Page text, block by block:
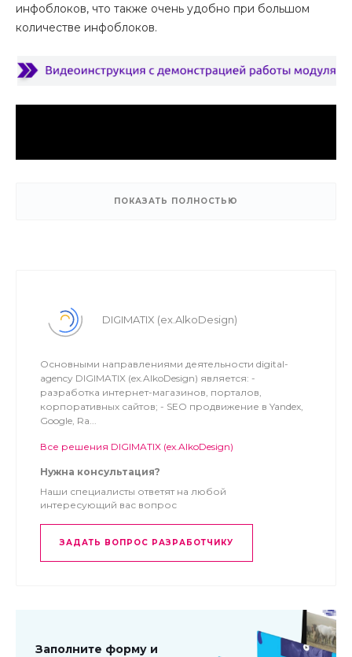
ПОКАЗАТЬ ПОЛНОСТЬЮ
инфоблоков, что также очень удобно при большом
количестве инфоблоков.
DIGIMATIX (ex.AlkoDesign)
Основными направлениями деятельности digital-
agency DIGIMATIX (ex.AlkoDesign) является: -
разработка интернет-магазинов, порталов,
корпоративных сайтов; - SEO продвижение в Yandex,
Google, Ra...
Все решения DIGIMATIX (ex.AlkoDesign)
Нужна консультация?
Наши специалисты ответят на любой
интересующий вас вопрос
ЗАДАТЬ ВОПРОС РАЗРАБОТЧИКУ
Заполните форму и